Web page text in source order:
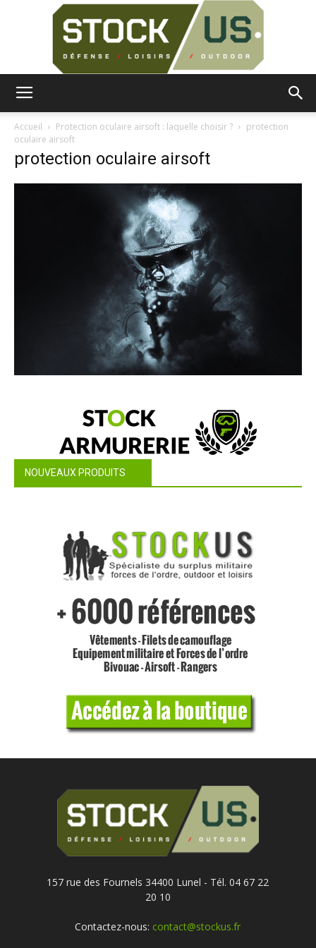
Accueil Protection oculaire airsoft : laquelle choisir ?
protection
oculaire airsoft
protection oculaire airsoft
NOUVEAUX PRODUITS
157 rue des Fournels 34400 Lunel - Tél. 04 67 22
20 10
Contactez-nous: contact@stockus.fr